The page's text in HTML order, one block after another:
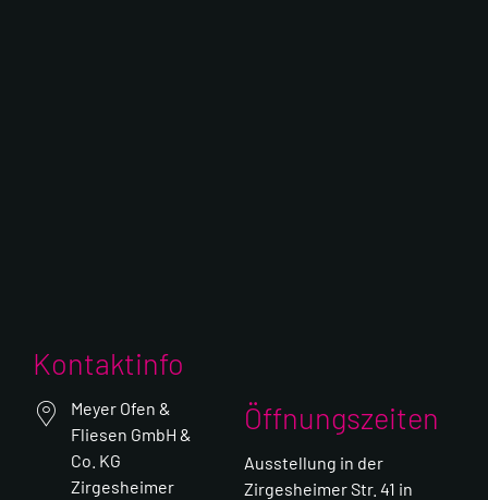
Kontaktinfo
Meyer Ofen &
Fliesen GmbH &
Co. KG
Zirgesheimer
Öffnungszeiten
Ausstellung in der
Zirgesheimer Str. 41 in